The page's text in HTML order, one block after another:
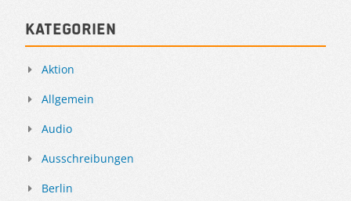
Kategorien
Aktion
Allgemein
Audio
Ausschreibungen
Berlin